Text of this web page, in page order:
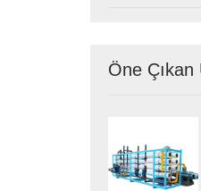
Öne Çıkan